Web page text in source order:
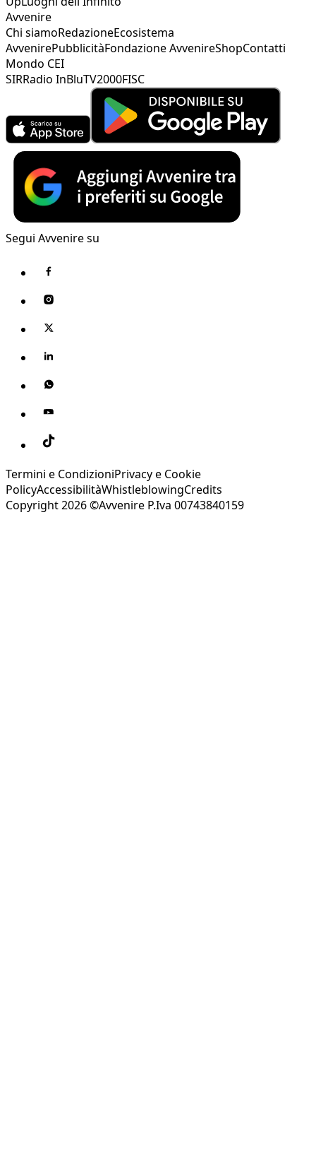
Avvenire
Chi siamoRedazioneEcosistema
AvvenirePubblicitàFondazione AvvenireShopContatti
Mondo CEI
SIRRadio InBluTV2000FISC
Segui Avvenire su
Termini e CondizioniPrivacy e Cookie
PolicyAccessibilitàWhistleblowingCredits
Copyright 2026 ©Avvenire P.Iva 00743840159